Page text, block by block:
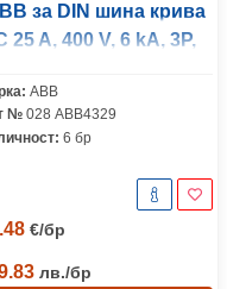
за DIN шина крива
25 A, 400 V, 6 kA, 3P,
ABB
№ 028 ABB4329
6 бр
€/бр
лв./бр